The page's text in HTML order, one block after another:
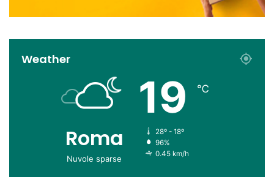
Weather
Roma
Nuvole sparse
19 ℃
28º - 18º
96%
0.45 km/h